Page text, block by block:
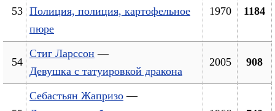
53 Полиция, полиция, картофельное
пюре
1970 1184
54
Стиг Ларссон —
Девушка с татуировкой дракона
2005 908
Себастьян Жапризо —